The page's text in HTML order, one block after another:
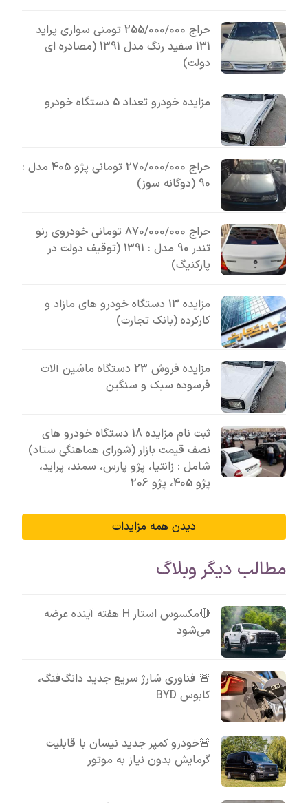
حراج 255/000/000 تومنی سواری پراید
131 سفید رنگ مدل 1391 (مصادره ای
دولت)
مزایده خودرو تعداد 5 دستگاه خودرو
حراج 270/000/000 تومانی پژو 405 مدل :
90 (دوگانه سوز)
حراج 870/000/000 تومانی خودروی رنو
تندر 90 مدل : 1391 (توقیف دولت در
پارکنیگ)
مزایده 13 دستگاه خودرو های مازاد و
کارکرده (بانک تجارت)
مزایده فروش 23 دستگاه ماشین آلات
فرسوده سبک و سنگین
ثبت نام مزایده 18 دستگاه خودرو های
نصف قیمت بازار (شورای هماهنگی ستاد)
شامل : زانتیا، پژو پارس، سمند، پراید،
پژو 405، پژو 206
دیدن همه مزایدات
مطالب دیگر وبلاگ
🔴مکسوس استار H هفته آینده عرضه
می‌شود
🚨 فناوری شارژ سریع جدید دانگ‌فنگ،
کابوس BYD
🚨خودرو کمپر جدید نیسان با قابلیت
گرمایش بدون نیاز به موتور